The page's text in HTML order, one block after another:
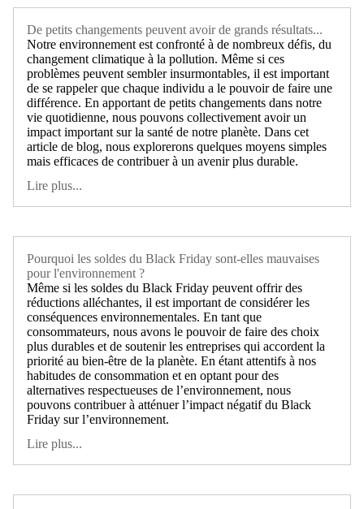
De petits changements peuvent avoir de grands résultats...
Notre environnement est confronté à de nombreux défis, du
changement climatique à la pollution. Même si ces
problèmes peuvent sembler insurmontables, il est important
de se rappeler que chaque individu a le pouvoir de faire une
différence. En apportant de petits changements dans notre
vie quotidienne, nous pouvons collectivement avoir un
impact important sur la santé de notre planète. Dans cet
article de blog, nous explorerons quelques moyens simples
mais efficaces de contribuer à un avenir plus durable.
Lire plus...
Pourquoi les soldes du Black Friday sont-elles mauvaises
pour l'environnement ?
Même si les soldes du Black Friday peuvent offrir des
réductions alléchantes, il est important de considérer les
conséquences environnementales. En tant que
consommateurs, nous avons le pouvoir de faire des choix
plus durables et de soutenir les entreprises qui accordent la
priorité au bien-être de la planète. En étant attentifs à nos
habitudes de consommation et en optant pour des
alternatives respectueuses de l’environnement, nous
pouvons contribuer à atténuer l’impact négatif du Black
Friday sur l’environnement.
Lire plus...